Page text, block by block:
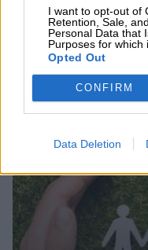
I want to opt-out of
Retention, Sale,
Personal Data that
Purposes for which
Opted Out
CONFIRM
Data Deletion